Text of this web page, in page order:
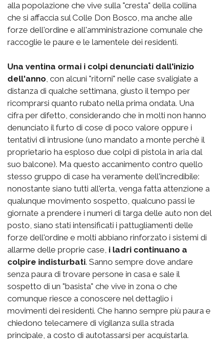
alla popolazione che vive sulla "cresta" della collina
che si affaccia sul Colle Don Bosco, ma anche alle
forze dell'ordine e all'amministrazione comunale che
raccoglie le paure e le lamentele dei residenti.
Una ventina ormai i colpi denunciati dall'inizio
dell'anno, con alcuni "ritorni" nelle case svaligiate a
distanza di qualche settimana, giusto il tempo per
ricomprarsi quanto rubato nella prima ondata. Una
cifra per difetto, considerando che in molti non hanno
denunciato il furto di cose di poco valore oppure i
tentativi di intrusione (uno mandato a monte perchè il
proprietario ha esploso due colpi di pistola in aria dal
suo balcone). Ma questo accanimento contro quello
stesso gruppo di case ha veramente dell'incredibile:
nonostante siano tutti all'erta, venga fatta attenzione a
qualunque movimento sospetto, qualcuno passi le
giornate a prendere i numeri di targa delle auto non del
posto, siano stati intensificati i pattugliamenti delle
forze dell'ordine e molti abbiano rinforzato i sistemi di
allarme delle proprie case, i ladri continuano a
colpire indisturbati. Sanno sempre dove andare
senza paura di trovare persone in casa e sale il
sospetto di un "basista" che vive in zona o che
comunque riesce a conoscere nel dettaglio i
movimenti dei residenti. Che hanno sempre più paura e
chiedono telecamere di vigilanza sulla strada
principale, a costo di autotassarsi per acquistarla.